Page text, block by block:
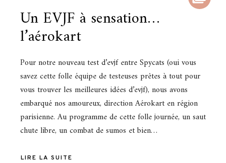
Un EVJF à sensation…
l’aérokart
Pour notre nouveau test d’evjf entre Spycats (oui vous
savez cette folle équipe de testeuses prêtes à tout pour
vous trouver les meilleures idées d’evjf), nous avons
embarqué nos amoureux, direction Aérokart en région
parisienne. Au programme de cette folle journée, un saut
chute libre, un combat de sumos et bien…
LIRE LA SUITE